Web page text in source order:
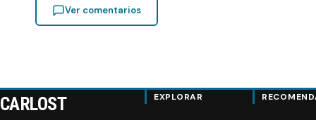
Ver comentarios
CARLOST EXPLORAR